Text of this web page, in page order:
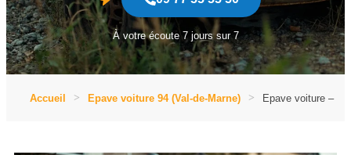
À votre écoute 7 jours sur 7
Accueil Epave voiture 94 (Val-de-Marne) Epave voiture –